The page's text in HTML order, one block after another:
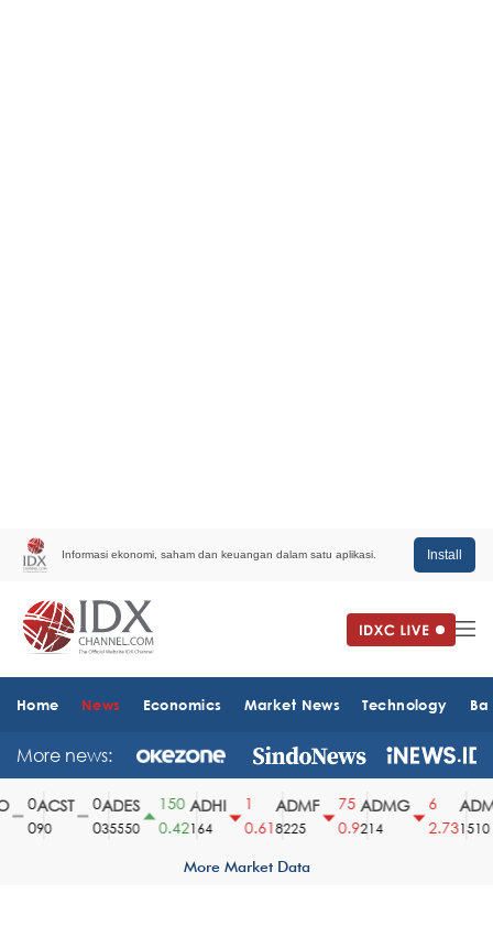
Informasi ekonomi, saham dan keuangan dalam satu aplikasi. Install
Home News Economics Market News Technology
More news:
ACST
90
ADES
35550
150
0.42
ADHI
164
0.61
ADMF
8225
75
0.9
ADMG
214
2.73
ADMR
1510
More Market Data